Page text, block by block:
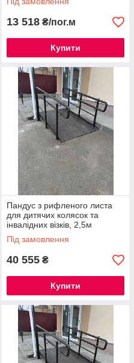
13 518 ₴/пог.м
Купити
Пандус з рифленого листа
для дитячих колясок та
інвалідних візків, 2,5м
Під замовлення
40 555 ₴
Купити